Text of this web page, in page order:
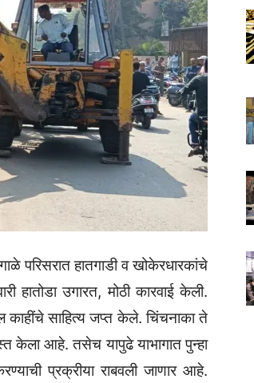
परिसरात हातगाडी व खोकेरधारकांचे
हातोडा उगारत, मोठी कारवाई केली.
काहींचे साहित्य जप्त केले. चिंचनाका ते
केला आहे. तसेच यापुढे याभागात पुन्हा
प्रक्रीया राबवली जाणार आहे.